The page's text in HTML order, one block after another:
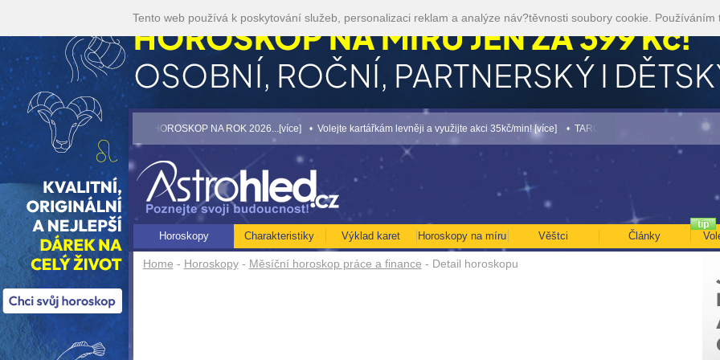
Home - Horoskopy- Měsíční horoskop práce a finance - Detail horoskopu
Horoskopy Charakteristiky Výklad karet Horoskopy na míru Věštci Články
• NEJVĚTŠÍ ROČNÍ HOROSKOP NA ROK 2026...[více] • Volejte kartářkám levněji a využijte akci 35kč/min! [více] • TAROT NA SRPEN ZA 49,-KČ... [více]
Tento web používá k poskytování služeb, personalizaci reklam a analýze náv?těvnosti soubory cookie. Používáním